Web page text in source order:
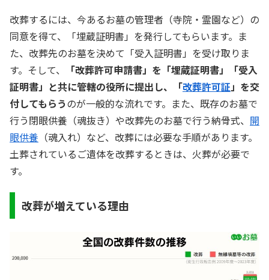
改葬するには、今あるお墓の管理者（寺院・霊園など）の
同意を得て、「埋蔵証明書」を発行してもらいます。ま
た、改葬先のお墓を決めて「受入証明書」を受け取りま
す。そして、
「改葬許可申請書」を「埋蔵証明書」「受入
証明書」と共に管轄の役所に提出し、「改葬許可証 」を交
付してもらうのが一般的な流れです。また、既存のお墓で
行う閉眼供養（魂抜き）や改葬先のお墓で行う納骨式、 開
眼供養 （魂入れ）など、改葬には必要な手順があります。
土葬されているご遺体を改葬するときは、火葬が必要で
す。
改葬が増えている理由